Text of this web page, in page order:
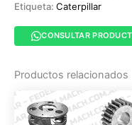
Etiqueta: Caterpillar
CONSULTAR
Productos relacionados